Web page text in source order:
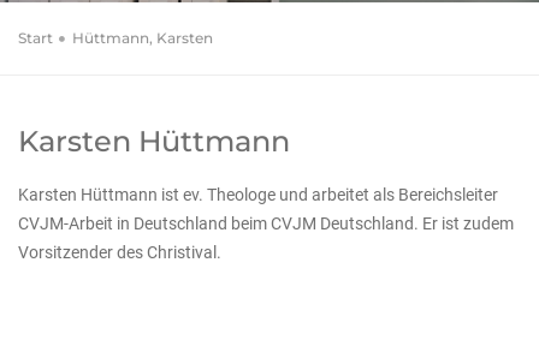
Start Hüttmann, Karsten
Karsten Hüttmann
Karsten Hüttmann ist ev. Theologe und arbeitet als Bereichsleiter
CVJM-Arbeit in Deutschland beim CVJM Deutschland. Er ist zudem
Vorsitzender des Christival.